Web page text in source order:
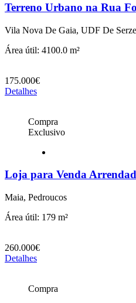
Terreno Urbano na Rua
Vila Nova De Gaia, UDF De
Área útil: 4100.0 m²
175.000€
Detalhes
Compra
Exclusivo
Loja para Venda
Maia, Pedroucos
Área útil: 179 m²
260.000€
Detalhes
Compra